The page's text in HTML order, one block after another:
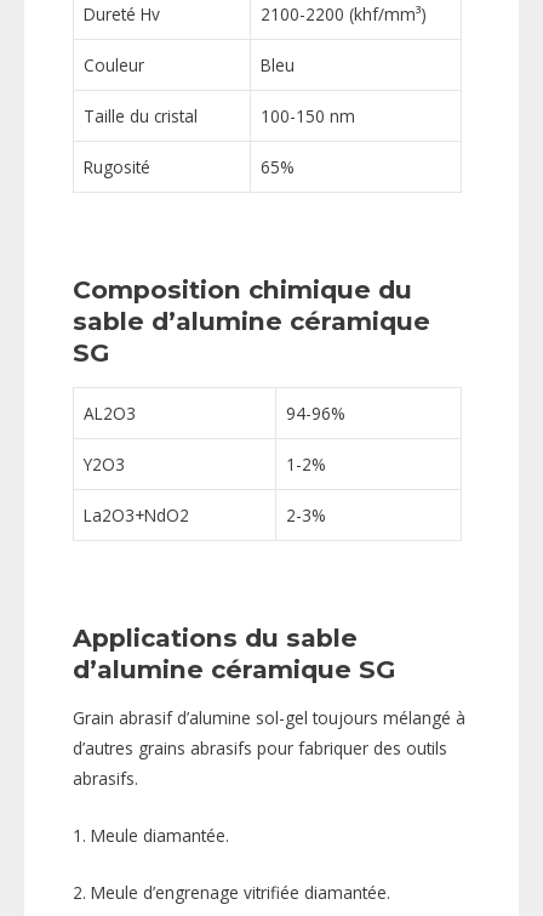
Dureté Hv 2100-2200 (khf/mm³)
Couleur Bleu
Taille du cristal 100-150 nm
Rugosité 65%
Composition chimique du
sable d’alumine céramique
SG
AL2O3 94-96%
Y2O3 1-2%
La2O3+NdO2 2-3%
Applications du sable
d’alumine céramique SG
Grain abrasif d’alumine sol-gel toujours mélangé à
d’autres grains abrasifs pour fabriquer des outils
abrasifs.
1. Meule diamantée.
2. Meule d’engrenage vitrifiée diamantée.